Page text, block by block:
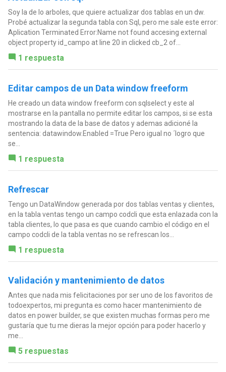
Soy la de lo arboles, que quiere actualizar dos tablas en un dw.
Probé actualizar la segunda tabla con Sql, pero me sale este error:
Aplication Terminated Error:Name not found accesing external
object property id_campo at line 20 in clicked cb_2 of...
1 respuesta
Editar campos de un Data window freeform
He creado un data window freeform con sqlselect y este al
mostrarse en la pantalla no permite editar los campos, si se esta
mostrando la data de la base de datos y ademas adicioné la
sentencia: datawindow.Enabled =True Pero igual no ´logro que
se...
1 respuesta
Refrescar
Tengo un DataWindow generada por dos tablas ventas y clientes,
en la tabla ventas tengo un campo codcli que esta enlazada con la
tabla clientes, lo que pasa es que cuando cambio el código en el
campo codcli de la tabla ventas no se refrescan los...
1 respuesta
Validación y mantenimiento de datos
Antes que nada mis felicitaciones por ser uno de los favoritos de
todoexpertos, mi pregunta es como hacer mantenimiento de
datos en power builder, se que existen muchas formas pero me
gustaría que tu me dieras la mejor opción para poder hacerlo y
me...
5 respuestas